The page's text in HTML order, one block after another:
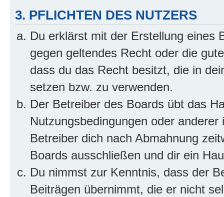
3. PFLICHTEN DES NUTZERS
Du erklärst mit der Erstellung eines
gegen geltendes Recht oder die
dass du das Recht besitzt, die in
setzen bzw. zu verwenden.
Der Betreiber des Boards übt das
Nutzungsbedingungen oder
Betreiber dich nach Abmahnung
Boards ausschließen und dir ein
Du nimmst zur Kenntnis, dass der
Beiträgen übernimmt, die er nicht